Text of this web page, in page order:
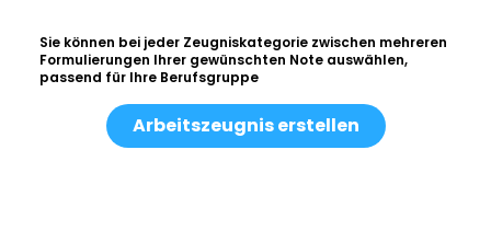
Sie können bei jeder Zeugniskategorie zwischen mehreren
Formulierungen Ihrer gewünschten Note auswählen,
passend für Ihre Berufsgruppe
Arbeitszeugnis erstellen